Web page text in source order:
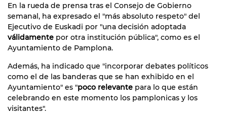
En la rueda de prensa tras el Consejo de Gobierno
semanal, ha expresado el "más absoluto respeto" del
Ejecutivo de Euskadi por "una decisión adoptada
válidamente por otra institución pública", como es el
Ayuntamiento de Pamplona.
Además, ha indicado que "incorporar debates políticos
como el de las banderas que se han exhibido en el
Ayuntamiento" es "poco relevante para lo que están
celebrando en este momento los pamplonicas y los
visitantes".